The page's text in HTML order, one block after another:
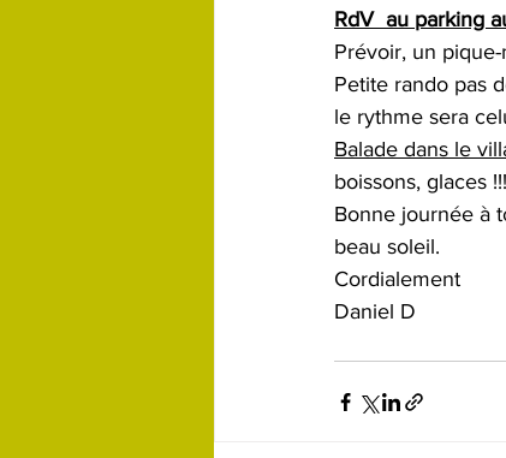
RdV  au parking
Prévoir, un
Petite rando pas
le rythme sera
Balade dans le
boissons, glaces
Bonne journée à
beau soleil.
Cordialement
Daniel D